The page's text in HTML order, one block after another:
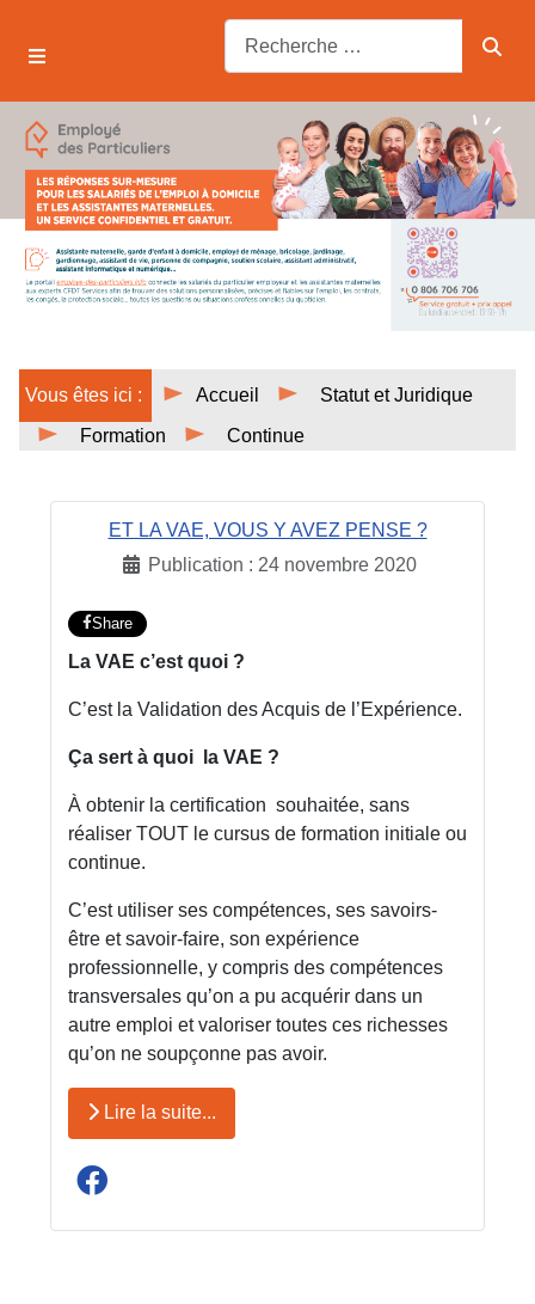
Vous êtes ici : Accueil
Statut et Juridique
Formation
Continue
ET LA VAE, VOUS Y AVEZ PENSE ?
Publication : 24 novembre 2020
Share
La VAE c’est quoi ?
C’est la Validation des Acquis de l’Expérience.
Ça sert à quoi la VAE ?
À obtenir la certification souhaitée, sans
réaliser TOUT le cursus de formation initiale ou
continue.
C’est utiliser ses compétences, ses savoirs-
être et savoir-faire, son expérience
professionnelle, y compris des compétences
transversales qu’on a pu acquérir dans un
autre emploi et valoriser toutes ces richesses
qu’on ne soupçonne pas avoir.
Lire la suite...